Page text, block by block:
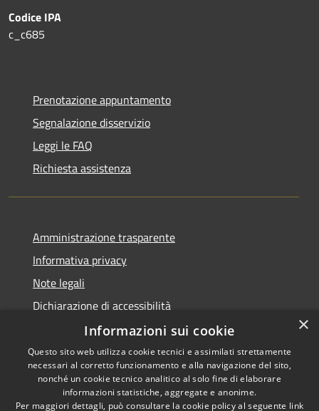
Codice IPA
c_c685
Prenotazione appuntamento
Segnalazione disservizio
Leggi le FAQ
Richiesta assistenza
Amministrazione trasparente
Informativa privacy
Note legali
Dichiarazione di accessibilità
Accessibilità
Copyright © 2026 • Comune di
Cigole • Powered by
×
Informazioni sui cookie
Questo sito web utilizza cookie tecnici e assimilati strettamente
necessari al corretto funzionamento e alla navigazione del sito,
nonché un cookie tecnico analitico al solo fine di elaborare
informazioni statistiche, aggregate e anonime.
Per maggiori dettagli, può consultare la cookie policy al seguente link